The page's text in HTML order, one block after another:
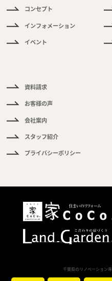
コンセプト
インフォメーション
イベント
資料請求
お客様の声
会社案内
スタッフ紹介
プライバシーポリシー
千葉県のリノベーション